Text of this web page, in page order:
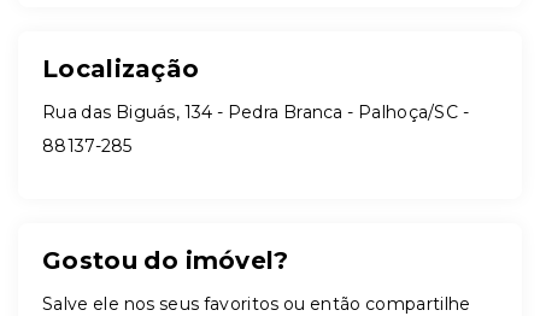
Localização
Rua das Biguás, 134 - Pedra Branca - Palhoça/SC -
88137-285
Gostou do imóvel?
Salve ele nos seus favoritos ou então compartilhe